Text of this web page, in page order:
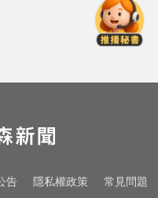
的
出生公民
大貨車猛撞
告 隱私權政策 常見問題